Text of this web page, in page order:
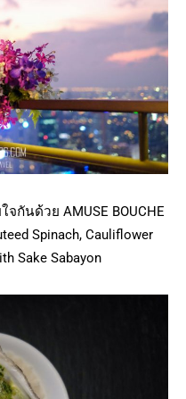
กันด้วย AMUSE BOUCHE
Spinach, Cauliflower
Sake Sabayon